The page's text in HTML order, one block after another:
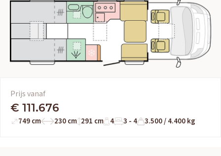
Prijs vanaf
€ 111.676
749 cm 230 cm 291 cm 4 3 - 4 3.500 / 4.400 kg